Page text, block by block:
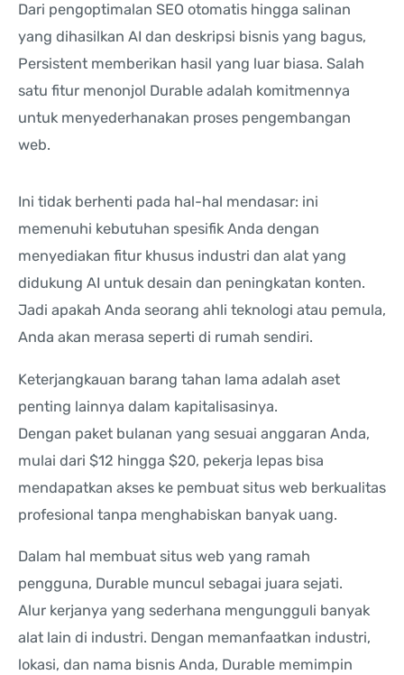
Dari pengoptimalan SEO otomatis hingga salinan
yang dihasilkan AI dan deskripsi bisnis yang bagus,
Persistent memberikan hasil yang luar biasa. Salah
satu fitur menonjol Durable adalah komitmennya
untuk menyederhanakan proses pengembangan
web.
Ini tidak berhenti pada hal-hal mendasar: ini
memenuhi kebutuhan spesifik Anda dengan
menyediakan fitur khusus industri dan alat yang
didukung AI untuk desain dan peningkatan konten.
Jadi apakah Anda seorang ahli teknologi atau pemula,
Anda akan merasa seperti di rumah sendiri.
Keterjangkauan barang tahan lama adalah aset
penting lainnya dalam kapitalisasinya.
Dengan paket bulanan yang sesuai anggaran Anda,
mulai dari $12 hingga $20, pekerja lepas bisa
mendapatkan akses ke pembuat situs web berkualitas
profesional tanpa menghabiskan banyak uang.
Dalam hal membuat situs web yang ramah
pengguna, Durable muncul sebagai juara sejati.
Alur kerjanya yang sederhana mengungguli banyak
alat lain di industri. Dengan memanfaatkan industri,
lokasi, dan nama bisnis Anda, Durable memimpin